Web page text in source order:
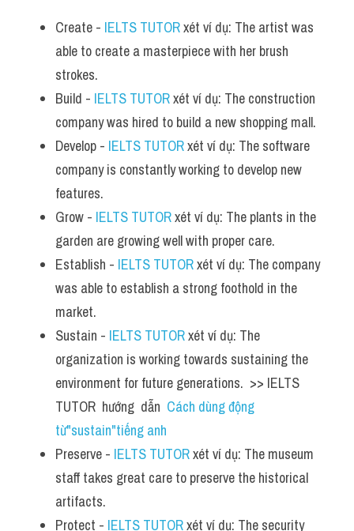
Create - IELTS TUTOR xét ví dụ: The artist was
able to create a masterpiece with her brush
strokes.
Build - IELTS TUTOR xét ví dụ: The construction
company was hired to build a new shopping mall.
Develop - IELTS TUTOR xét ví dụ: The software
company is constantly working to develop new
features.
Grow - IELTS TUTOR xét ví dụ: The plants in the
garden are growing well with proper care.
Establish - IELTS TUTOR xét ví dụ: The company
was able to establish a strong foothold in the
market.
Sustain - IELTS TUTOR xét ví dụ: The
organization is working towards sustaining the
environment for future generations.  >> IELTS
TUTOR  hướng  dẫn Cách dùng động
từ"sustain"tiếng anh
Preserve - IELTS TUTOR xét ví dụ: The museum
staff takes great care to preserve the historical
artifacts.
Protect - IELTS TUTOR xét ví dụ: The security